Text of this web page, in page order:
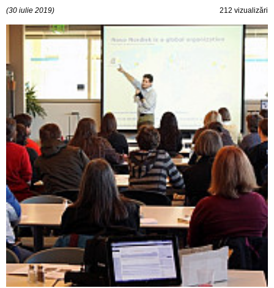
(30 iulie 2019) 212 vizualizări